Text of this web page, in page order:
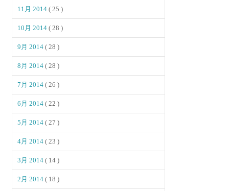
11月 2014( 25 )
10月 2014( 28 )
9月 2014( 28 )
8月 2014( 28 )
7月 2014( 26 )
6月 2014( 22 )
5月 2014( 27 )
4月 2014( 23 )
3月 2014( 14 )
2月 2014( 18 )